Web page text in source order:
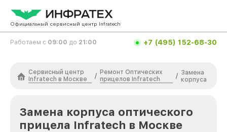
Официальный сервисный центр Infratech
Работаем с 09:00 до 21:00 +7 (495) 152-68-30
Сервисный центр
Infratech в Москве
/
Ремонт Оптических
прицелов Infratech
/ Замена
корпуса
Замена корпуса оптического
прицела Infratech в Москве